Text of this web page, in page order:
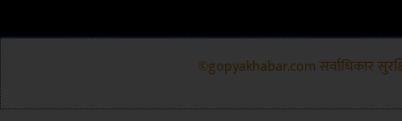
©gopyakhabar.com सर्वाधिकार